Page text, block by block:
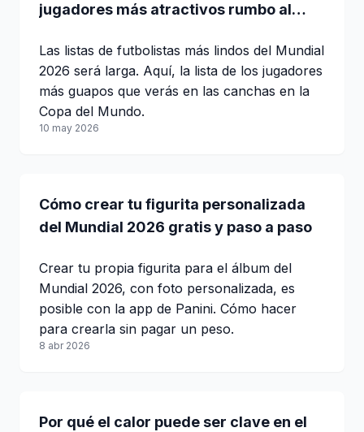
jugadores más atractivos rumbo al
Las listas de futbolistas más lindos del Mundial
2026 será larga. Aquí, la lista de los jugadores
más guapos que verás en las canchas en la
Copa del Mundo.
10 may 2026
Cómo crear tu figurita personalizada
del Mundial 2026 gratis y paso a paso
Crear tu propia figurita para el álbum del
Mundial 2026, con foto personalizada, es
posible con la app de Panini. Cómo hacer
para crearla sin pagar un peso.
8 abr 2026
Por qué el calor puede ser clave en el